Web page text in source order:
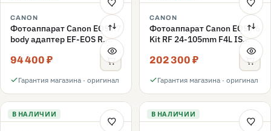
CANON
Фотоаппарат Canon EOS R7
body адаптер EF-EOS R,
94 400 ₽
Гарантия магазина · оригинал
CANON
Фотоаппарат Canon EOS R6
Kit RF 24-105mm F4L IS
202 300 ₽
Гарантия магазина · оригинал
В НАЛИЧИИ В НАЛИЧИИ